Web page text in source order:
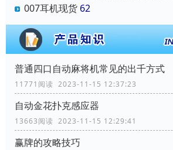
007耳机现货 62
普通四口自动麻将机常见的出千方式
11771阅读 2023-11-15 12:37:23
自动金花扑克感应器
13663阅读 2023-11-15 12:29:41
赢牌的攻略技巧